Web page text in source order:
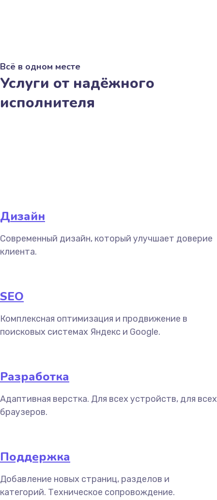
Всё в одном месте
Услуги от надёжного
исполнителя
Дизайн
Современный дизайн, который улучшает доверие
клиента.
SEO
Комплексная оптимизация и продвижение в
поисковых системах Яндекс и Google.
Разработка
Адаптивная верстка. Для всех устройств, для всех
браузеров.
Поддержка
Добавление новых страниц, разделов и
категорий. Техническое сопровождение.